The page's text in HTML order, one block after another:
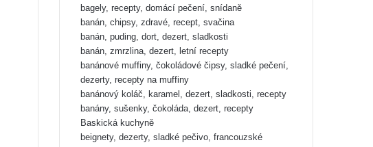
bagely, recepty, domácí pečení, snídaně
banán, chipsy, zdravé, recept, svačina
banán, puding, dort, dezert, sladkosti
banán, zmrzlina, dezert, letní recepty
banánové muffiny, čokoládové čipsy, sladké pečení,
dezerty, recepty na muffiny
banánový koláč, karamel, dezert, sladkosti, recepty
banány, sušenky, čokoláda, dezert, recepty
Baskická kuchyně
beignety, dezerty, sladké pečivo, francouzské